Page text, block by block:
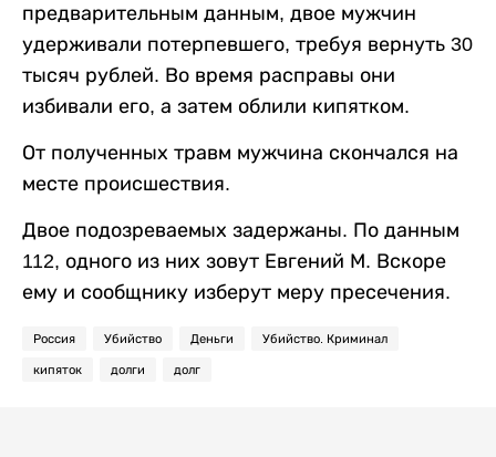
предварительным данным, двое мужчин
удерживали потерпевшего, требуя вернуть 30
тысяч рублей. Во время расправы они
избивали его, а затем облили кипятком.
От полученных травм мужчина скончался на
месте происшествия.
Двое подозреваемых задержаны. По данным
112, одного из них зовут Евгений М. Вскоре
ему и сообщнику изберут меру пресечения.
Россия Убийство Деньги Убийство. Криминал
кипяток долги долг